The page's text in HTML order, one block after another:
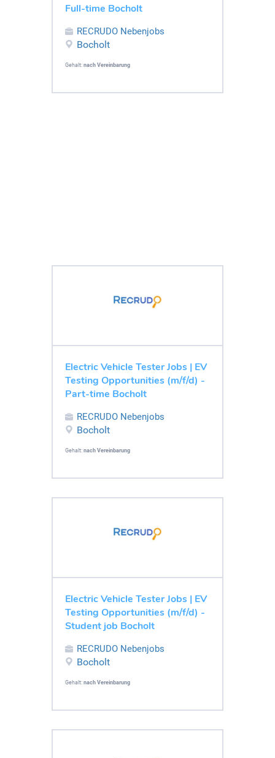
Full-time Bocholt
RECRUDO Nebenjobs
Bocholt
Gehalt: nach Vereinbarung
Electric Vehicle Tester Jobs | EV
Testing Opportunities (m/f/d) -
Part-time Bocholt
RECRUDO Nebenjobs
Bocholt
Gehalt: nach Vereinbarung
Electric Vehicle Tester Jobs | EV
Testing Opportunities (m/f/d) -
Student job Bocholt
RECRUDO Nebenjobs
Bocholt
Gehalt: nach Vereinbarung